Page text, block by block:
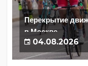
Перекрытие
в Москве
04.08.2026